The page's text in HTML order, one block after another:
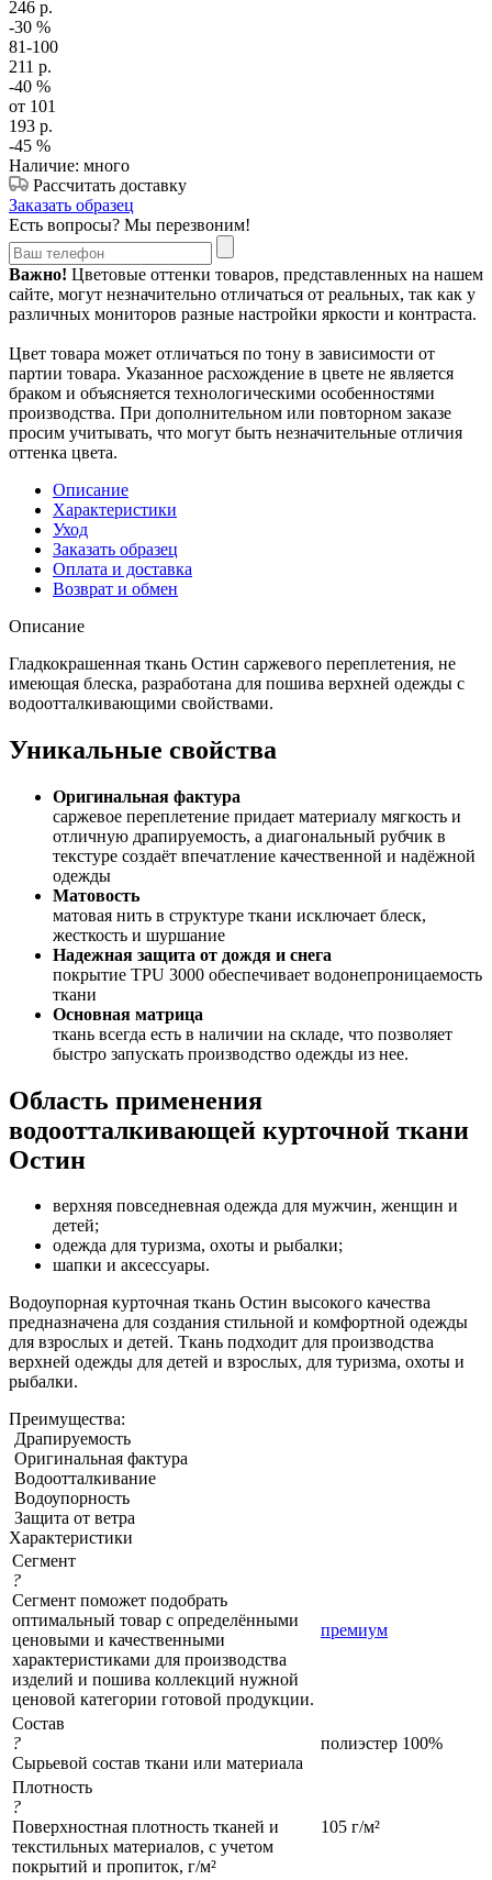
246 р.
-30 %
81-100
211 р.
-40 %
от 101
193 р.
-45 %
Наличие: много
Рассчитать доставку
Заказать образец
Есть вопросы? Мы перезвоним!
Важно! Цветовые оттенки товаров, представленных на нашем
сайте, могут незначительно отличаться от реальных, так как у
различных мониторов разные настройки яркости и контраста.
Цвет товара может отличаться по тону в зависимости от
партии товара. Указанное расхождение в цвете не является
браком и объясняется технологическими особенностями
производства. При дополнительном или повторном заказе
просим учитывать, что могут быть незначительные отличия
оттенка цвета.
Описание
Характеристики
Уход
Заказать образец
Оплата и доставка
Возврат и обмен
Описание
Гладкокрашенная ткань Остин саржевого переплетения, не
имеющая блеска, разработана для пошива верхней одежды с
водоотталкивающими свойствами.
Уникальные свойства
Оригинальная фактура
саржевое переплетение придает материалу мягкость и
отличную драпируемость, а диагональный рубчик в
текстуре создаёт впечатление качественной и надёжной
одежды
Матовость
матовая нить в структуре ткани исключает блеск,
жесткость и шуршание
Надежная защита от дождя и снега
покрытие TPU 3000 обеспечивает водонепроницаемость
ткани
Основная матрица
ткань всегда есть в наличии на складе, что позволяет
быстро запускать производство одежды из нее.
Область применения
водоотталкивающей курточной ткани
Остин
верхняя повседневная одежда для мужчин, женщин и
детей;
одежда для туризма, охоты и рыбалки;
шапки и аксессуары.
Водоупорная курточная ткань Остин высокого качества
предназначена для создания стильной и комфортной одежды
для взрослых и детей. Ткань подходит для производства
верхней одежды для детей и взрослых, для туризма, охоты и
рыбалки.
Преимущества:
Драпируемость
Оригинальная фактура
Водоотталкивание
Водоупорность
Защита от ветра
Характеристики
Сегмент
?
Сегмент поможет подобрать
оптимальный товар с определёнными
ценовыми и качественными
характеристиками для производства
изделий и пошива коллекций нужной
ценовой категории готовой продукции.
премиум
Состав
?
Сырьевой состав ткани или материала
полиэстер 100%
Плотность
?
Поверхностная плотность тканей и
текстильных материалов, с учетом
покрытий и пропиток, г/м²
105 г/м²